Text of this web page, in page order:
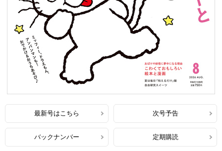
最新号はこちら 次号予告
バックナンバー 定期購読